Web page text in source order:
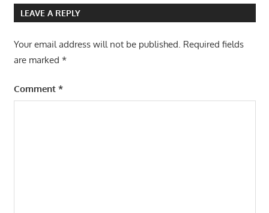
LEAVE A REPLY
Your email address will not be published. Required fields
are marked *
Comment *